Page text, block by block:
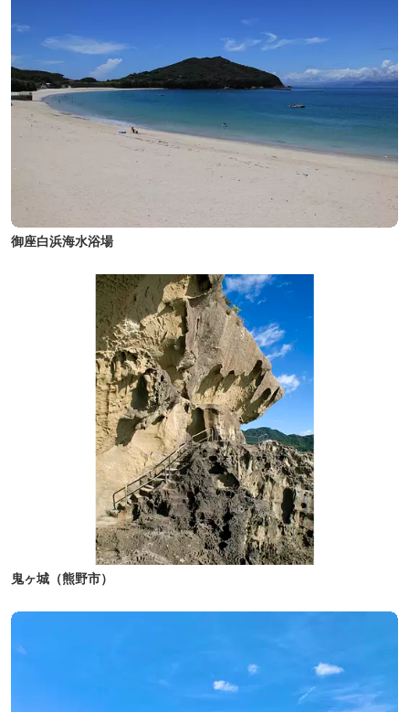
御座白浜海水浴場
鬼ヶ城（熊野市）